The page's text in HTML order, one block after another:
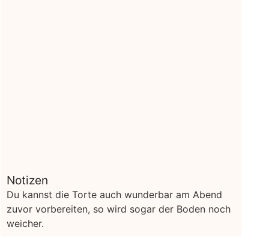
Notizen
Du kannst die Torte auch wunderbar am Abend
zuvor vorbereiten, so wird sogar der Boden noch
weicher.